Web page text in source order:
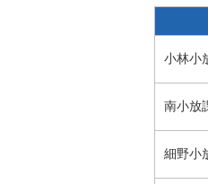
小林小
南小放
細野小